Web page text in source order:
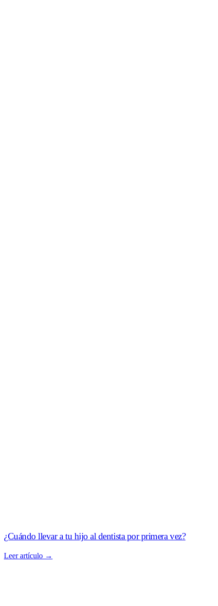
¿Cuándo llevar a tu hijo al dentista por primera vez?
Leer artículo →